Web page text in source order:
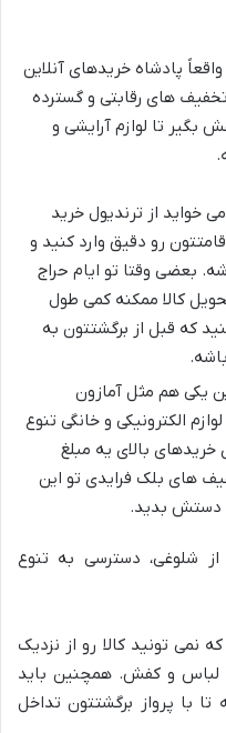
واقعاً پادشاه خریدهای آنلاین
های رقابتی و گسترده
بگیر تا لوازم آرایشی و
خواید از ترندیول خرید
رو دقیق وارد کنید و
بعضی وقتا تو ایام حراج
کالا ممکنه کمی طول
که قبل از برگشتتون به
یکی هم مثل آمازون
الکترونیکی و خانگی تنوع
خریدهای بالای یه مبلغ
های بلک فرایدی تو این
دستش بدید.
شلوغی، دسترسی به تنوع
نمی تونید کالا رو از نزدیک
لباس و کفش. همچنین باید
با پرواز برگشتتون تداخل